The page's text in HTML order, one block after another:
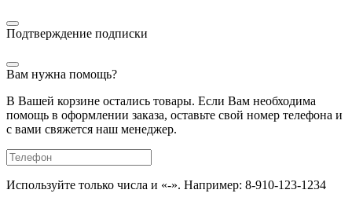
Подтверждение подписки
Вам нужна помощь?
В Вашей корзине остались товары. Если Вам необходима
помощь в оформлении заказа, оставьте свой номер телефона и
с вами свяжется наш менеджер.
Используйте только числа и «-». Например: 8-910-123-1234